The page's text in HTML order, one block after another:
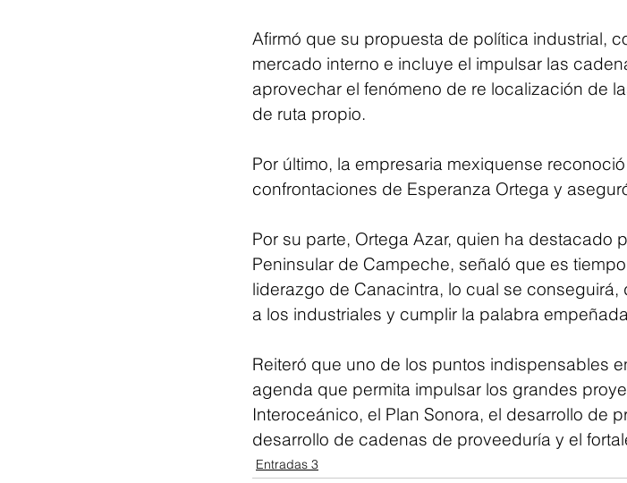
Afirmó que su propuesta de política industrial,
mercado interno e incluye el impulsar las
aprovechar el fenómeno de re localización de
de ruta propio.
Por último, la empresaria mexiquense
confrontaciones de Esperanza Ortega y
Por su parte, Ortega Azar, quien ha destacado
Peninsular de Campeche, señaló que es
liderazgo de Canacintra, lo cual se
a los industriales y cumplir la palabra
Reiteró que uno de los puntos indispensables
agenda que permita impulsar los grandes
Interoceánico, el Plan Sonora, el desarrollo de
desarrollo de cadenas de proveeduría y el
Entradas 3